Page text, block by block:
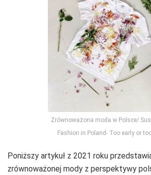
Zrównoważona moda w Polsce/
Fashion in Poland- Too early or
Poniższy artykuł z 2021 roku
zrównoważonej mody z perspektywy